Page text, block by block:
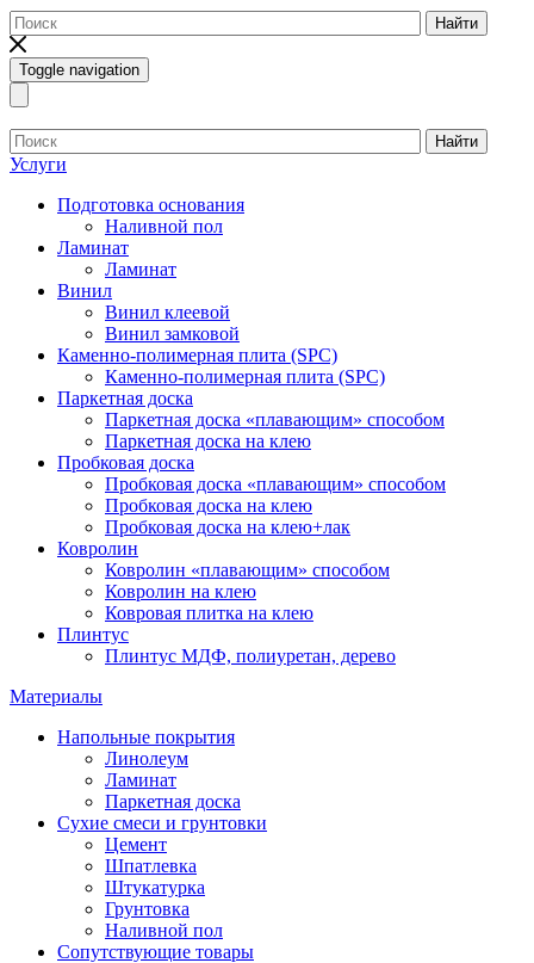
Найти
Toggle navigation
Найти
Услуги
Подготовка основания
Наливной пол
Ламинат
Ламинат
Винил
Винил клеевой
Винил замковой
Каменно-полимерная плита (SPC)
Каменно-полимерная плита (SPC)
Паркетная доска
Паркетная доска «плавающим» способом
Паркетная доска на клею
Пробковая доска
Пробковая доска «плавающим» способом
Пробковая доска на клею
Пробковая доска на клею+лак
Ковролин
Ковролин «плавающим» способом
Ковролин на клею
Ковровая плитка на клею
Плинтус
Плинтус МДФ, полиуретан, дерево
Материалы
Напольные покрытия
Линолеум
Ламинат
Паркетная доска
Сухие смеси и грунтовки
Цемент
Шпатлевка
Штукатурка
Грунтовка
Наливной пол
Сопутствующие товары